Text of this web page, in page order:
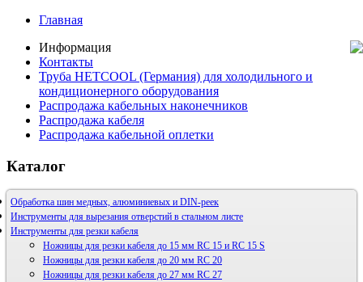
Главная
Информация
Контакты
Труба HETCOOL (Германия) для холодильного и
кондиционерного оборудования
Распродажа кабельных наконечников
Распродажа кабеля
Распродажа кабельной оплетки
Каталог
Обработка шин медных, алюминиевых и DIN-реек
Инструменты для вырезания отверстий в стальном листе
Инструменты для резки кабеля
Ножницы для резки кабеля до 15 мм RC 15 и RC 15 S
Ножницы для резки кабеля до 20 мм RC 20
Ножницы для резки кабеля до 27 мм RC 27